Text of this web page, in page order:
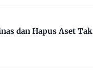
dan Hapus Aset Tak